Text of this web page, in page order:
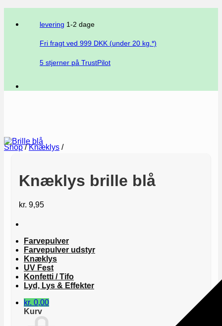
levering 1-2 dage
Fri fragt ved 999 DKK (under 20 kg.*)
5 stjerner på TrustPilot
Farvepulver
Farvepulver udstyr
Knæklys
UV Fest
Konfetti / Tifo
Lyd, Lys & Effekter
kr. 0,00
Kurv
Shop / Knæklys /
Knæklys brille blå
kr. 9,95